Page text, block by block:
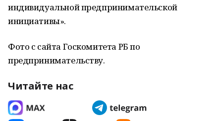
индивидуальной предпринимательской
инициативы».
Фото с сайта Госкомитета РБ по
предпринимательству.
Читайте нас